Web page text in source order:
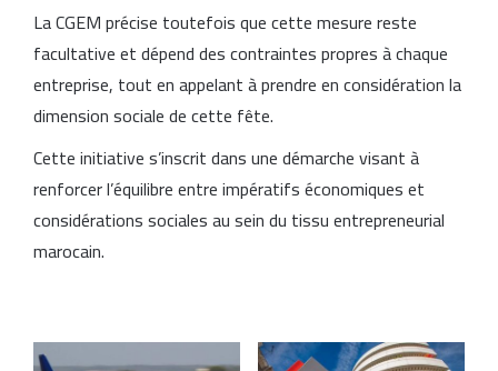
La CGEM précise toutefois que cette mesure reste
facultative et dépend des contraintes propres à chaque
entreprise, tout en appelant à prendre en considération la
dimension sociale de cette fête.
Cette initiative s’inscrit dans une démarche visant à
renforcer l’équilibre entre impératifs économiques et
considérations sociales au sein du tissu entrepreneurial
marocain.